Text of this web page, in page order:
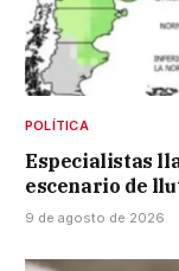
POLÍTICA
Especialistas
escenario de
9 de agosto de 2026